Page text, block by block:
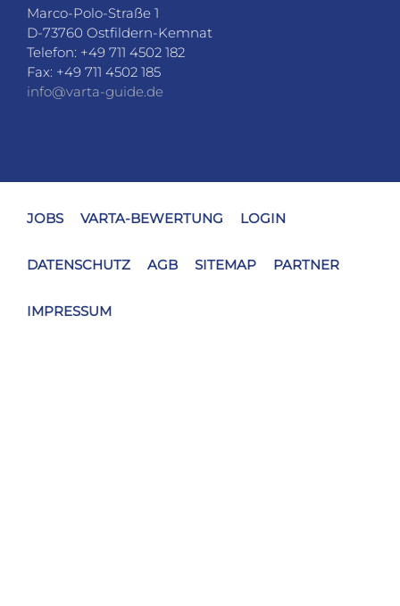
Marco-Polo-Straße 1
D-73760 Ostfildern-Kemnat
Telefon: +49 711 4502 182
Fax: +49 711 4502 185
info@varta-guide.de
JOBS VARTA-BEWERTUNG LOGIN
DATENSCHUTZ AGB SITEMAP PARTNER
IMPRESSUM